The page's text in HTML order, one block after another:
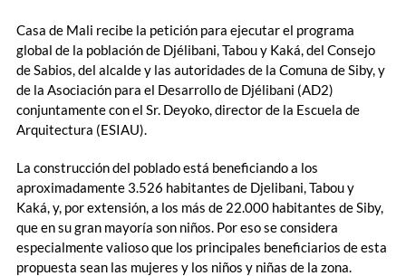
Casa de Mali recibe la petición para ejecutar el programa
global de la población de Djélibani, Tabou y Kaká, del Consejo
de Sabios, del alcalde y las autoridades de la Comuna de Siby, y
de la Asociación para el Desarrollo de Djélibani (AD2)
conjuntamente con el Sr. Deyoko, director de la Escuela de
Arquitectura (ESIAU).
La construcción del poblado está beneficiando a los
aproximadamente 3.526 habitantes de Djelibani, Tabou y
Kaká, y, por extensión, a los más de 22.000 habitantes de Siby,
que en su gran mayoría son niños. Por eso se considera
especialmente valioso que los principales beneficiarios de esta
propuesta sean las mujeres y los niños y niñas de la zona.